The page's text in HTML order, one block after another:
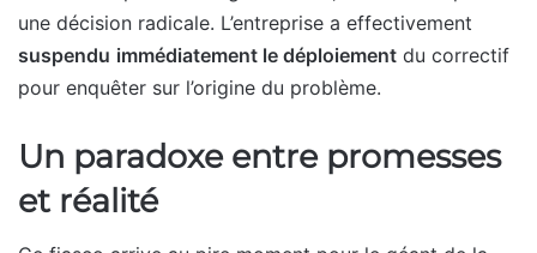
une décision radicale. L’entreprise a effectivement
suspendu immédiatement le déploiement du correctif
pour enquêter sur l’origine du problème.
Un paradoxe entre promesses
et réalité